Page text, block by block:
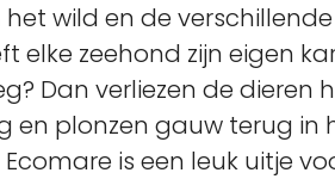
wild en de
elke zeehond zijn eigen
Dan verliezen de dieren
en plonzen gauw terug in
is een leuk uitje